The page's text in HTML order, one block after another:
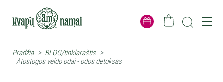
Pradžia > BLOG/tinklaraštis >
Atostogos veido odai - odos detoksas